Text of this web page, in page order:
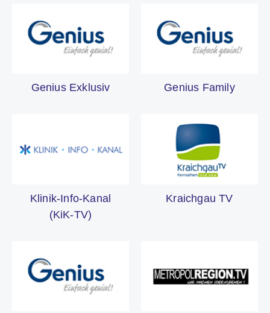
Genius Exklusiv Genius Family
Klinik-Info-Kanal
(KiK-TV)
Kraichgau TV